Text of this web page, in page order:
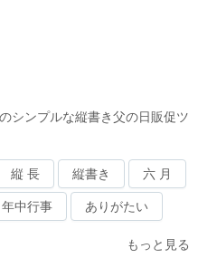
シンプルな縦書き父の日販促ツ
縦 長 縦書き 六 月
年中行事 ありがたい
もっと見る